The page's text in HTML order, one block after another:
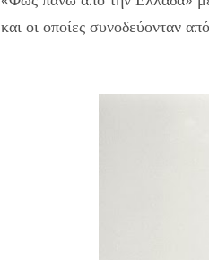
και οι οποίες συνοδεύονταν